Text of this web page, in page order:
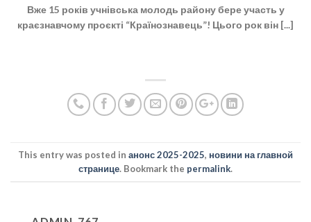
Вже 15 років учнівська молодь району бере участь у
краєзнавчому проєкті “Країнознавець”! Цього рок він [...]
This entry was posted in анонс 2025-2025, новини на главной
странице. Bookmark the permalink.